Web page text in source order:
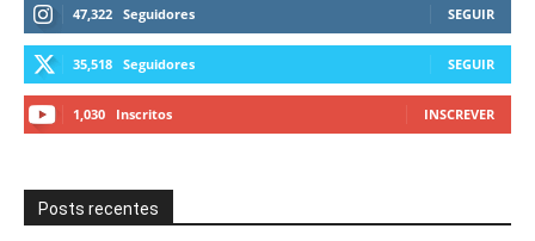
47,322 Seguidores SEGUIR
35,518 Seguidores SEGUIR
1,030 Inscritos INSCREVER
Posts recentes